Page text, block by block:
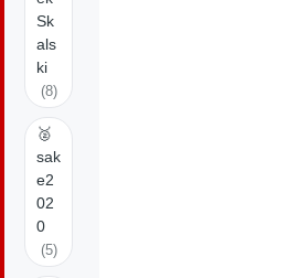
Sk
als
ki
(8)
🥈
sak
e2
02
0
(5)